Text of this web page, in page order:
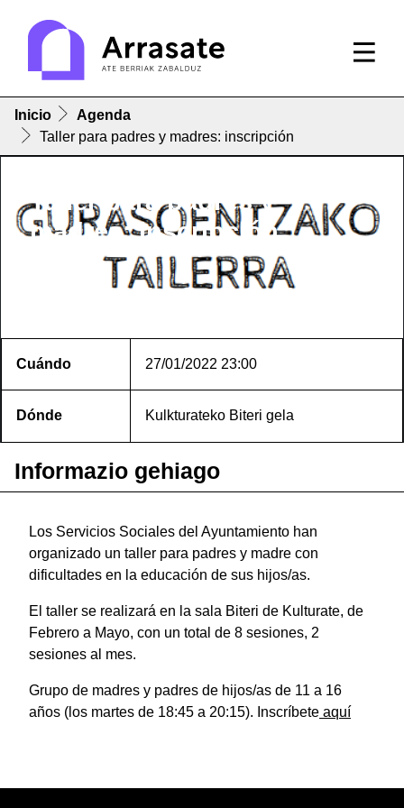
Inicio
Agenda
Taller para padres y madres: inscripción
Taller para padres y
madres: inscripción
Cuándo 27/01/2022 23:00
Dónde Kulkturateko Biteri gela
Informazio gehiago
Los Servicios Sociales del Ayuntamiento han
organizado un taller para padres y madre con
dificultades en la educación de sus hijos/as.
El taller se realizará en la sala Biteri de Kulturate, de
Febrero a Mayo, con un total de 8 sesiones, 2
sesiones al mes.
Grupo de madres y padres de hijos/as de 11 a 16
años (los martes de 18:45 a 20:15). Inscríbete aquí